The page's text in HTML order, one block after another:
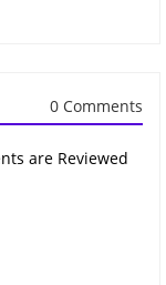
0 Comments
are Reviewed